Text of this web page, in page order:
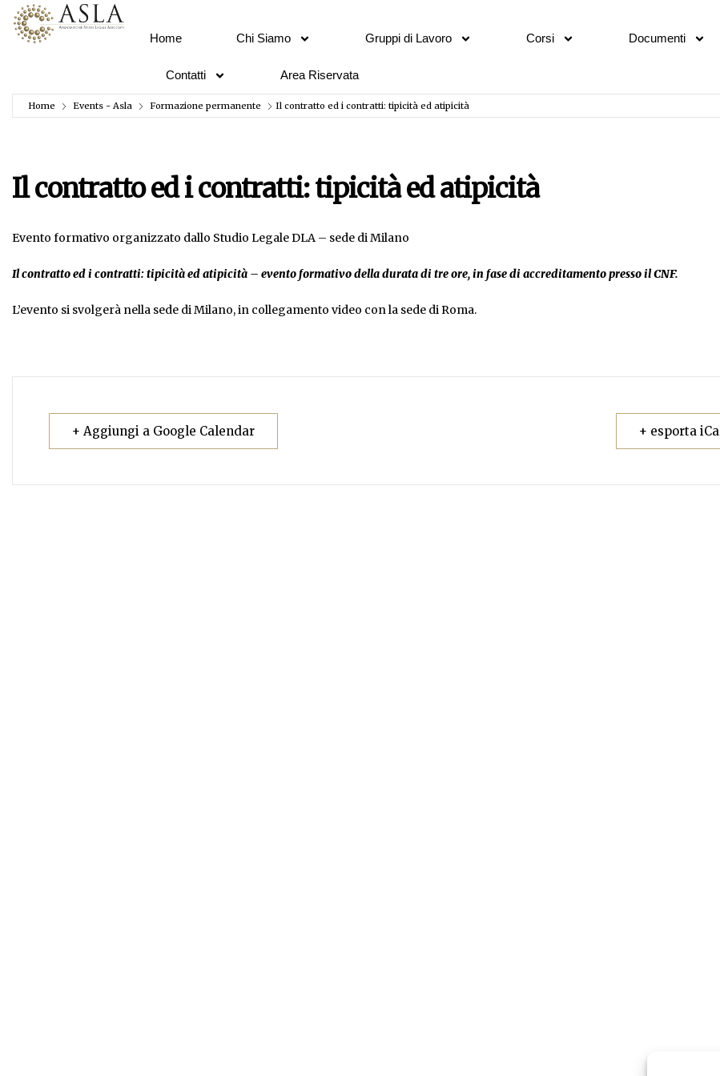
Home Chi Siamo Gruppi di Lavoro Corsi Documenti
Contatti Area Riservata
Home Events - Asla Formazione permanente Il contratto ed i contratti: tipicità ed atipicità
Il contratto ed i contratti: tipicità ed atipicità
Evento formativo organizzato dallo Studio Legale DLA – sede di Milano
Il contratto ed i contratti: tipicità ed atipicità – evento formativo della durata di tre ore, in fase di accreditamento presso il CNF.
L’evento si svolgerà nella sede di Milano, in collegamento video con la sede di Roma.
+ Aggiungi a Google Calendar + esporta